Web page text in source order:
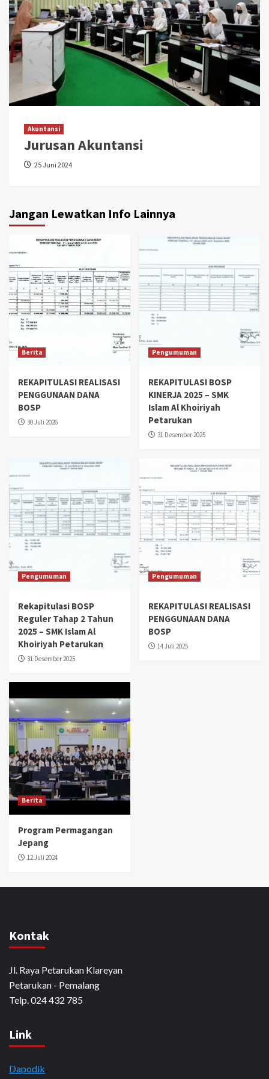
Akuntansi
Jurusan Akuntansi
25 Juni 2024
Jangan Lewatkan Info Lainnya
Berita
REKAPITULASI REALISASI
PENGGUNAAN DANA
BOSP
30 Juli 2026
Pengumuman
REKAPITULASI BOSP
KINERJA 2025 – SMK
Islam Al Khoiriyah
Petarukan
31 Desember 2025
Pengumuman
Rekapitulasi BOSP
Reguler Tahap 2 Tahun
2025 – SMK Islam Al
Khoiriyah Petarukan
31 Desember 2025
Pengumuman
REKAPITULASI REALISASI
PENGGUNAAN DANA
BOSP
14 Juli 2025
Berita
Program Permagangan
Jepang
12 Juli 2024
Kontak
Jl. Raya Petarukan Klareyan
Petarukan - Pemalang
Telp. 024 432 785
Link
Dapodik